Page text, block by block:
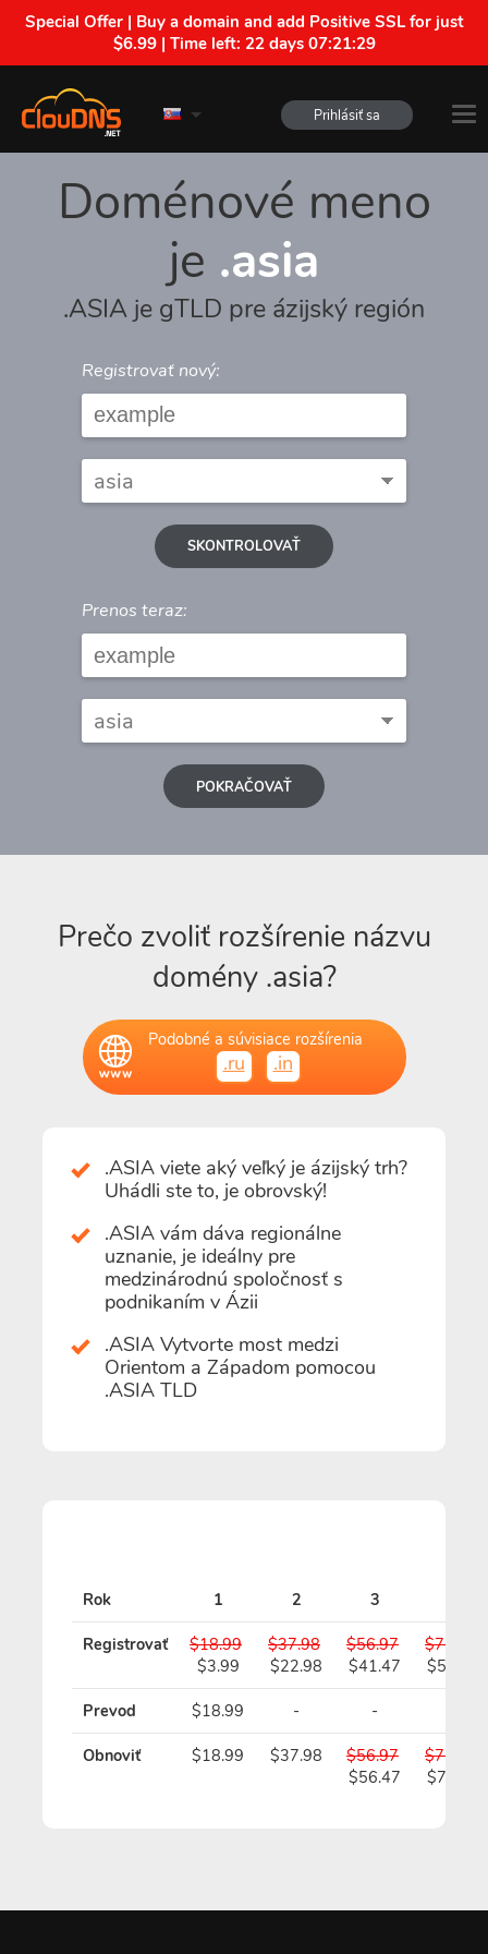
Special Offer | Buy a domain and add Positive SSL for just
$6.99 | Time left: 22 days 07:21:29
Prihlásiť sa
Doménové meno
je .asia
.ASIA je gTLD pre ázijský región
Registrovať nový:
SKONTROLOVAŤ
Prenos teraz:
POKRAČOVAŤ
Prečo zvoliť rozšírenie názvu
domény .asia?
Podobné a súvisiace rozšírenia
.ru .in
.ASIA viete aký veľký je ázijský trh?
Uhádli ste to, je obrovský!
.ASIA vám dáva regionálne
uznanie, je ideálny pre
medzinárodnú spoločnosť s
podnikaním v Ázii
.ASIA Vytvorte most medzi
Orientom a Západom pomocou
.ASIA TLD
Rok 1 2 3
Registrovať
$18.99
$3.99
$37.98
$22.98
$56.97
$41.47
$75.96
$59.96
Prevod $18.99 - -
Obnoviť $18.99 $37.98
$56.97
$56.47
$75.96
$74.96